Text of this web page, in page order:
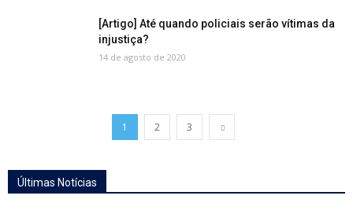
[Artigo] Até quando policiais serão vítimas da
injustiça?
14 de agosto de 2020
1 2 3
Últimas Notícias